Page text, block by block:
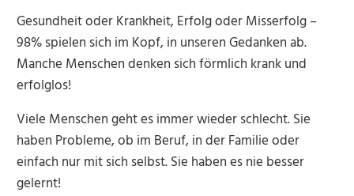
Gesundheit oder Krankheit, Erfolg oder Misserfolg –
98% spielen sich im Kopf, in unseren Gedanken ab.
Manche Menschen denken sich förmlich krank und
erfolglos!
Viele Menschen geht es immer wieder schlecht. Sie
haben Probleme, ob im Beruf, in der Familie oder
einfach nur mit sich selbst. Sie haben es nie besser
gelernt!